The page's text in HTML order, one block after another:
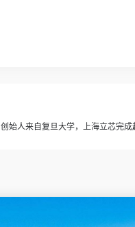
创始人来自复旦大学，上海立芯完